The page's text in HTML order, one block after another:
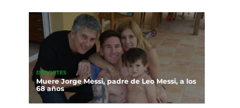
DEPORTES
Muere Jorge Messi, padre de Leo Messi, a los
68 años